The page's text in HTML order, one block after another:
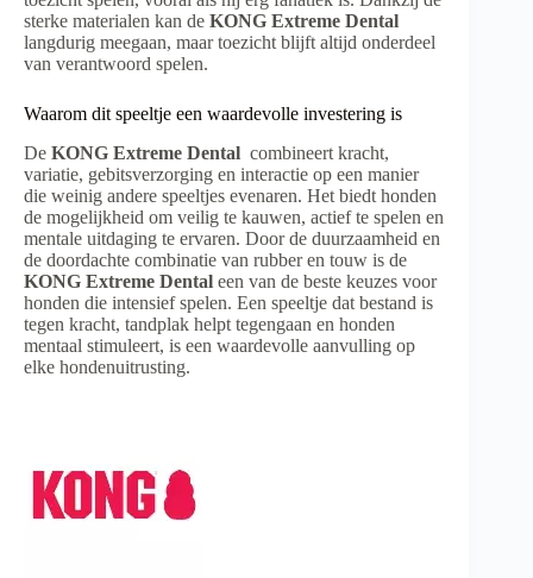
sterke materialen kan de KONG Extreme Dental
langdurig meegaan, maar toezicht blijft altijd onderdeel
van verantwoord spelen.
Waarom dit speeltje een waardevolle investering is
De KONG Extreme Dental combineert kracht,
variatie, gebitsverzorging en interactie op een manier
die weinig andere speeltjes evenaren. Het biedt honden
de mogelijkheid om veilig te kauwen, actief te spelen en
mentale uitdaging te ervaren. Door de duurzaamheid en
de doordachte combinatie van rubber en touw is de
KONG Extreme Dental een van de beste keuzes voor
honden die intensief spelen. Een speeltje dat bestand is
tegen kracht, tandplak helpt tegengaan en honden
mentaal stimuleert, is een waardevolle aanvulling op
elke hondenuitrusting.